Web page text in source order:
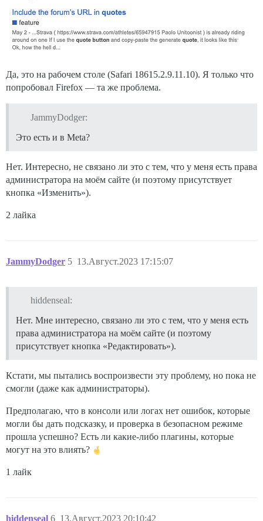
Да, это на рабочем столе (Safari 18615.2.9.11.10). Я только что
попробовал Firefox — та же проблема.
JammyDodger:
Это есть и в Meta?
Нет. Интересно, не связано ли это с тем, что у меня есть права
администратора на моём сайте (и поэтому присутствует
кнопка «Изменить»).
2 лайка
JammyDodger 13.Август.2023 17:15:07
5
hiddenseal:
Нет. Мне интересно, связано ли это с тем, что у меня есть
права администратора на моём сайте (и поэтому
присутствует кнопка «Редактировать»).
Кстати, мы пытались воспроизвести эту проблему, но пока не
смогли (даже как администраторы).
Предполагаю, что в консоли или логах нет ошибок, которые
могли бы дать подсказку, и проверка в безопасном режиме
прошла успешно? Есть ли какие-либо плагины, которые
могут на это влиять?
1 лайк
hiddenseal 13.Август.2023 20:10:42
6